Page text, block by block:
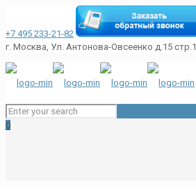
+7 495 233-21-82
г. Москва, Ул. Антонова-Овсеенко д.15 стр.1
0